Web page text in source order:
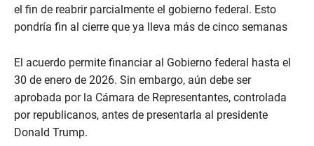
el fin de reabrir parcialmente el gobierno federal. Esto
pondría fin al cierre que ya lleva más de cinco semanas
El acuerdo permite financiar al Gobierno federal hasta el
30 de enero de 2026. Sin embargo, aún debe ser
aprobada por la Cámara de Representantes, controlada
por republicanos, antes de presentarla al presidente
Donald Trump.